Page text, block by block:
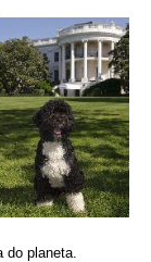
do planeta.